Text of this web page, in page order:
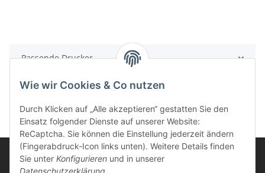
Passende Drucker
Wie wir Cookies & Co nutzen
Durch Klicken auf „Alle akzeptieren“ gestatten Sie den
Einsatz folgender Dienste auf unserer Website:
ReCaptcha. Sie können die Einstellung jederzeit ändern
(Fingerabdruck-Icon links unten). Weitere Details finden
Sie unter Konfigurieren und in unserer